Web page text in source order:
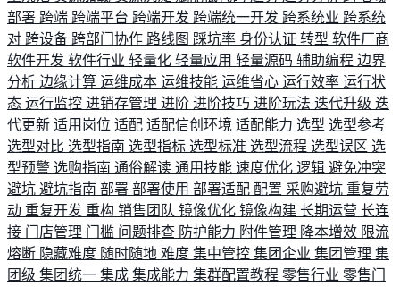
部署 跨端 跨端平台 跨端开发 跨端统一开发 跨系统业 跨系统
对 跨设备 跨部门协作 路线图 踩坑率 身份认证 转型 软件厂商
软件开发 软件行业 轻量化 轻量应用 轻量源码 辅助编程 边界
分析 边缘计算 运维成本 运维技能 运维省心 运行效率 运行状
态 运行监控 进销存管理 进阶 进阶技巧 进阶玩法 迭代升级 迭
代更新 适用岗位 适配 适配信创环境 适配能力 选型 选型参考
选型对比 选型指南 选型指标 选型标准 选型流程 选型误区 选
型预警 选购指南 通俗解读 通用技能 速度优化 逻辑 避免冲突
避坑 避坑指南 部署 部署使用 部署适配 配置 采购避坑 重复劳
动 重复开发 重构 销售团队 镜像优化 镜像构建 长期运营 长连
接 门店管理 门槛 问题排查 防护能力 附件管理 降本增效 限流
熔断 隐藏难度 随时随地 难度 集中管控 集团企业 集团管理 集
团级 集团统一 集成 集成能力 集群配置教程 零售行业 零售门